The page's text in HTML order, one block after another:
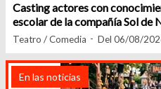
Casting actores con
escolar de la compañía Sol de
Teatro / Comedia Del 06/08/
En las noticias